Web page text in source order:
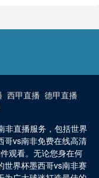
西甲直播 德甲直播
非直播服务，包括世界
哥vs南非免费在线高清
观看。无论您身在何
世界杯墨西哥vs南非赛